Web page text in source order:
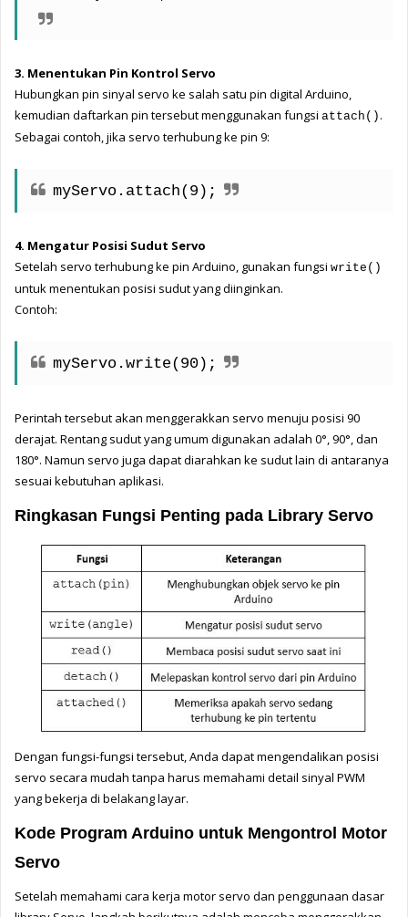
3. Menentukan Pin Kontrol Servo
Hubungkan pin sinyal servo ke salah satu pin digital Arduino,
kemudian daftarkan pin tersebut menggunakan fungsi attach() .
Sebagai contoh, jika servo terhubung ke pin 9:
myServo.attach(9);
4. Mengatur Posisi Sudut Servo
Setelah servo terhubung ke pin Arduino, gunakan fungsi write()
untuk menentukan posisi sudut yang diinginkan.
Contoh:
myServo.write(90);
Perintah tersebut akan menggerakkan servo menuju posisi 90
derajat. Rentang sudut yang umum digunakan adalah 0°,
180°. Namun servo juga dapat diarahkan ke sudut lain di antaranya
sesuai kebutuhan aplikasi.
Ringkasan Fungsi Penting pada Library Servo
Dengan fungsi-fungsi tersebut, Anda dapat mengendalikan posisi
servo secara mudah tanpa harus memahami detail sinyal PWM
yang bekerja di belakang layar.
Kode Program Arduino untuk Mengontrol Motor
Servo
Setelah memahami cara kerja motor servo dan penggunaan dasar